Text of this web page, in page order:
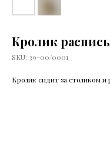
Кролик
SKU: 39-00/0001
Кролик сидит за столиком и